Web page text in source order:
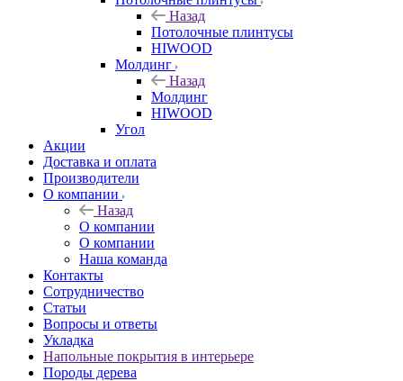
Назад
Потолочные плинтусы
HIWOOD
Молдинг
Назад
Молдинг
HIWOOD
Угол
Акции
Доставка и оплата
Производители
О компании
Назад
О компании
О компании
Наша команда
Контакты
Сотрудничество
Статьи
Вопросы и ответы
Укладка
Напольные покрытия в интерьере
Породы дерева